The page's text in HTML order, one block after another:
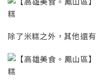
除了米糕之外，其他還